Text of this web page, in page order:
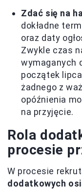
Zdać się na
dokładne
oraz daty
Zwykle czas
wymaganych
początek
żadnego z
opóźnienia
na przyjęcie.
Rola
procesie
W procesie
dodatkowych